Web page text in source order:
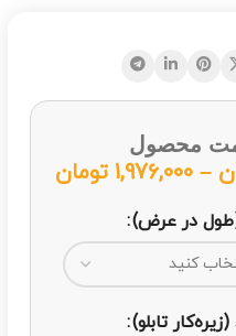
محصول
–
1,976,000 تومان
در عرض)
تابلو)